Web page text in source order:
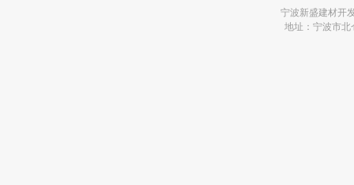
宁波新盛建材开
地址：宁波市北